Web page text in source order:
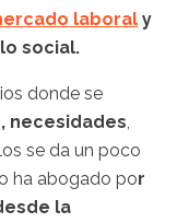
laboral y
social.
donde se
necesidades,
se da un poco
ha abogado por
la